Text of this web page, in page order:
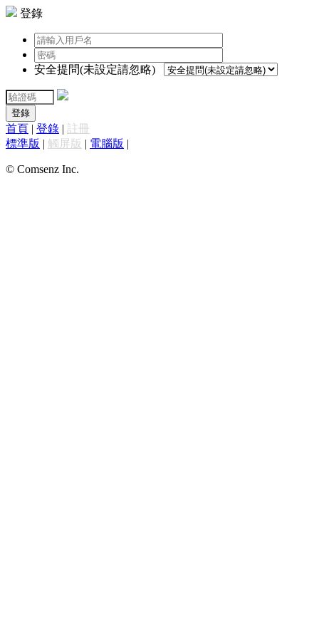
登錄
安全提問(未設定請忽略)
登錄
首頁 | 登錄 | 註冊
標準版 | 觸屏版 | 電腦版 |
© Comsenz Inc.